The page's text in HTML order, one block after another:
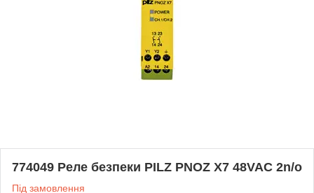
774049 Реле безпеки PILZ PNOZ X7 48VAC 2n/o
Під замовлення